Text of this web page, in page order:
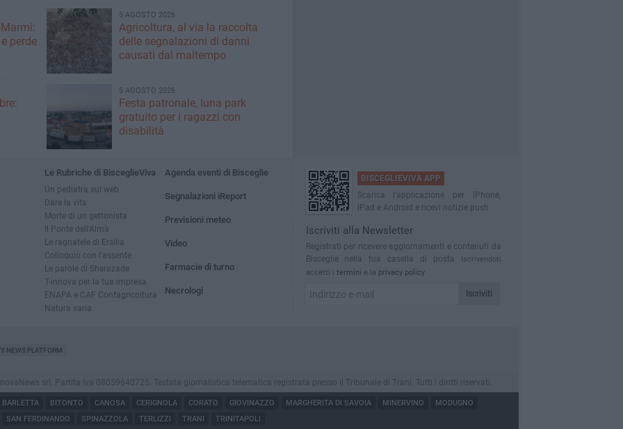
perde
5 AGOSTO 2026
Agricoltura, al via la raccolta
delle segnalazioni di danni
causati dal maltempo
5 AGOSTO 2026
Festa patronale, luna park
gratuito per i ragazzi con
disabilità
Le Rubriche di BisceglieViva
Un pediatra sul web
Dare la vita
Morte di un gettonista
Il Ponte dell'Almà
Le ragnatele di Ersilia
Colloquio con l'assente
Le parole di Sherazade
T-innova per la tua impresa
ENAPA e CAF Confagricoltura
Natura varia
Agenda eventi di Bisceglie
Segnalazioni iReport
Previsioni meteo
Video
Farmacie di turno
Necrologi
BISCEGLIEVIVA APP
Scarica l'applicazione per iPhone,
iPad e Android e ricevi notizie push
Iscriviti alla Newsletter
Registrati per ricevere aggiornamenti e contenuti da
Bisceglie nella tua casella di posta
Iscrivendoti
accetti i termini e la privacy policy
Iscriviti
NEWS PLATFORM
srl. Partita iva 08059640725. Testata giornalistica telematica registrata presso il Tribunale di Trani. Tutti i diritti riservati.
BARLETTA BITONTO CANOSA CERIGNOLA CORATO GIOVINAZZO MARGHERITA DI SAVOIA MINERVINO
MODUGNO
SAN FERDINANDO SPINAZZOLA TERLIZZI TRANI TRINITAPOLI